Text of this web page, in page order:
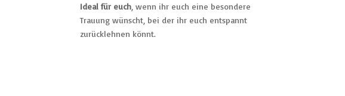
Ideal für euch , wenn ihr euch eine besondere
Trauung wünscht, bei der ihr euch entspannt
zurücklehnen könnt.